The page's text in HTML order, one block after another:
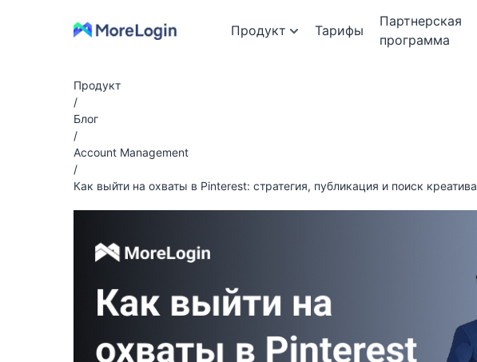
Продукт Тарифы
Партнерская
программа
Продукт
/
Блог
/
Account Management
/
Как выйти на охваты в Pinterest: стратегия, публикация и поиск креатива